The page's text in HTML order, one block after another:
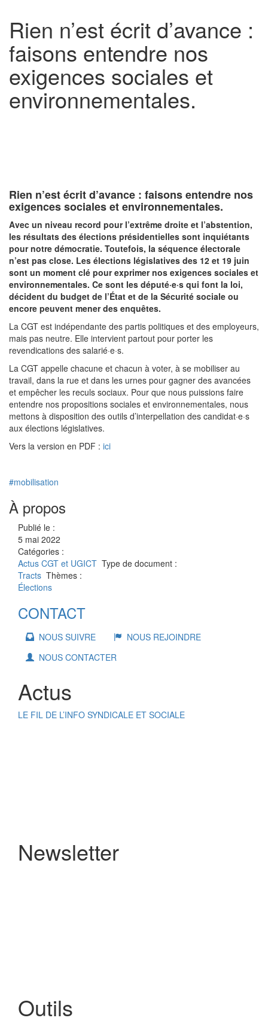
Rien n’est écrit d’avance :
faisons entendre nos
exigences sociales et
environnementales.
Rien n’est écrit d’avance : faisons entendre nos
exigences sociales et environnementales.
Avec un niveau record pour l’extrême droite et l’abstention,
les résultats des élections présidentielles sont inquiétants
pour notre démocratie. Toutefois, la séquence électorale
n’est pas close. Les élections législatives des 12 et 19 juin
sont un moment clé pour exprimer nos exigences sociales et
environnementales. Ce sont les député·e·s qui font la loi,
décident du budget de l’État et de la Sécurité sociale ou
encore peuvent mener des enquêtes.
La CGT est indépendante des partis politiques et des employeurs,
mais pas neutre. Elle intervient partout pour porter les
revendications des salarié·e·s.
La CGT appelle chacune et chacun à voter, à se mobiliser au
travail, dans la rue et dans les urnes pour gagner des avancées
et empêcher les reculs sociaux. Pour que nous puissions faire
entendre nos propositions sociales et environnementales, nous
mettons à disposition des outils d’interpellation des candidat·e·s
aux élections législatives.
Vers la version en PDF : ici
#mobilisation
À propos
Publié le :
5 mai 2022
Catégories :
Actus CGT et UGICT Type de document :
Tracts Thèmes :
Élections
CONTACT
NOUS SUIVRE
NOUS REJOINDRE
NOUS CONTACTER
Actus
LE FIL DE L’INFO SYNDICALE ET SOCIALE
Newsletter
Outils